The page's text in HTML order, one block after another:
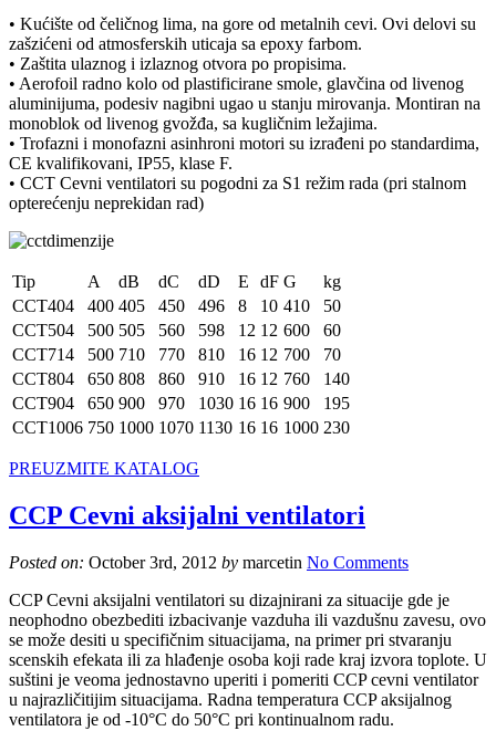
• Kućište od čeličnog lima, na gore od metalnih cevi. Ovi delovi su
zašzićeni od atmosferskih uticaja sa epoxy farbom.
• Zaštita ulaznog i izlaznog otvora po propisima.
• Aerofoil radno kolo od plastificirane smole, glavčina od livenog
aluminijuma, podesiv nagibni ugao u stanju mirovanja. Montiran na
monoblok od livenog gvožđa, sa kugličnim ležajima.
• Trofazni i monofazni asinhroni motori su izrađeni po standardima,
CE kvalifikovani, IP55, klase F.
• CCT Cevni ventilatori su pogodni za S1 režim rada (pri stalnom
opterećenju neprekidan rad)
Tip A dB dC dD E dF G
kg
CCT404
400 405 450 496 8 10 410
50
CCT504
500 505 560 598 12 12 600
60
CCT714
500 710 770 810 16 12 700
70
CCT804
650 808 860 910 16 12 760
140
CCT904
650 900 970 1030 16 16 900
195
CCT1006 750 1000 1070 1130 16 16 1000 230
PREUZMITE KATALOG
CCP Cevni aksijalni ventilatori
Posted on: October 3rd, 2012 by marcetin No Comments
CCP Cevni aksijalni ventilatori su dizajnirani za situacije gde je
neophodno obezbediti izbacivanje vazduha ili vazdušnu zavesu, ovo
se može desiti u specifičnim situacijama, na primer pri stvaranju
scenskih efekata ili za hlađenje osoba koji rade kraj izvora toplote. U
suštini je veoma jednostavno uperiti i pomeriti CCP cevni ventilator
u najrazličitijim situacijama. Radna temperatura CCP aksijalnog
ventilatora je od -10°C do 50°C pri kontinualnom radu.